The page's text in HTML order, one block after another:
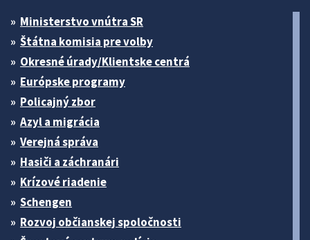
Ministerstvo vnútra SR
Štátna komisia pre volby
Okresné úrady/Klientske centrá
Európske programy
Policajný zbor
Azyl a migrácia
Verejná správa
Hasiči a záchranári
Krízové riadenie
Schengen
Rozvoj občianskej spoločnosti